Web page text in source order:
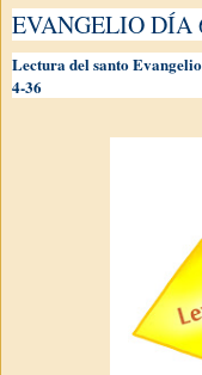
EVANGELIO DÍA
Lectura del santo Evangelio
4-36